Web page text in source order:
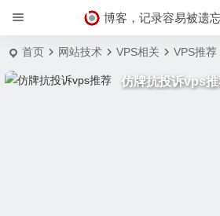
博客，记录容易被遗
首页 网站技术 VPS相关 VPS推荐
仿牌抗投诉vps